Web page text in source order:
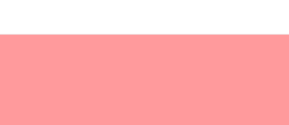
茨木市の賃貸物件情報サイト！ウエ